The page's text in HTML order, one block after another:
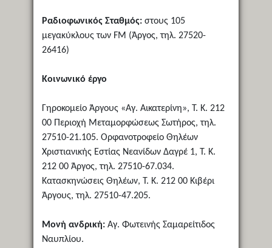
Ραδιοφωνικός Σταθμός:στους 105
μεγακύκλους των FM (Άργος, τηλ. 27520-
26416)
Κοινωνικό έργο
Γηροκομείο Άργους «Αγ. Αικατερίνη», Τ. Κ. 212
00 Περιοχή Μεταμορφώσεως Σωτήρος, τηλ.
27510-21.105. Ορφανοτροφείο Θηλέων
Χριστιανικής Εστίας Νεανίδων Δαγρέ 1, Τ. Κ.
212 00 Άργος, τηλ. 27510-67.034.
Κατασκηνώσεις Θηλέων, Τ. Κ. 212 00 Κιβέρι
Άργους, τηλ. 27510-47.205.
Μονή ανδρική:Αγ. Φωτεινής Σαμαρείτιδος
Ναυπλίου.